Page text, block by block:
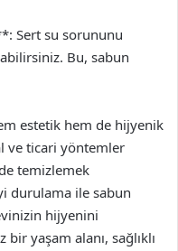
Sert su sorununu
Bu, sabun
estetik hem de hijyenik
ve ticari yöntemler
temizlemek
durulama ile sabun
hijyenini
yaşam alanı, sağlıklı